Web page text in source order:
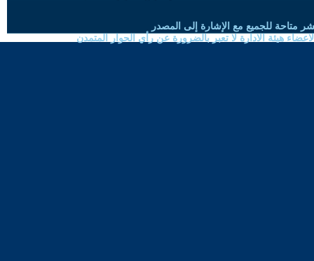
متاحة للجميع مع الإشارة إلى المصدر
هيئة الادارة لا تعبر بالضرورة عن رأي الحوار المتمدن